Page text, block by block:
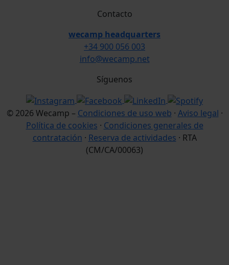
Contacto
wecamp headquarters
+34 900 056 003
info@wecamp.net
Síguenos
© 2026 Wecamp – Condiciones de uso web · Aviso legal ·
Política de cookies · Condiciones generales de
contratación · Reserva de actividades · RTA
(CM/CA/00063)